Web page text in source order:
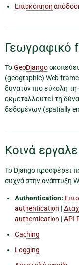
Επισκόπηση
Γεωγραφικό
ΤοGeoDjango
(geographic) Web
δυνατόν πιο εύκολη
εκμεταλλευτεί τη
δεδομένων (spatially
Κοινά
Το Django προσφέρει
συχνά στην ανάπτυξη
Authentication:
authentication |
authentication |API
Caching
Logging